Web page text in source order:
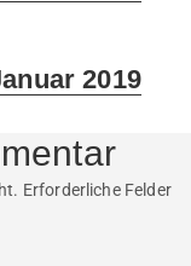
2019
Erforderliche Felder